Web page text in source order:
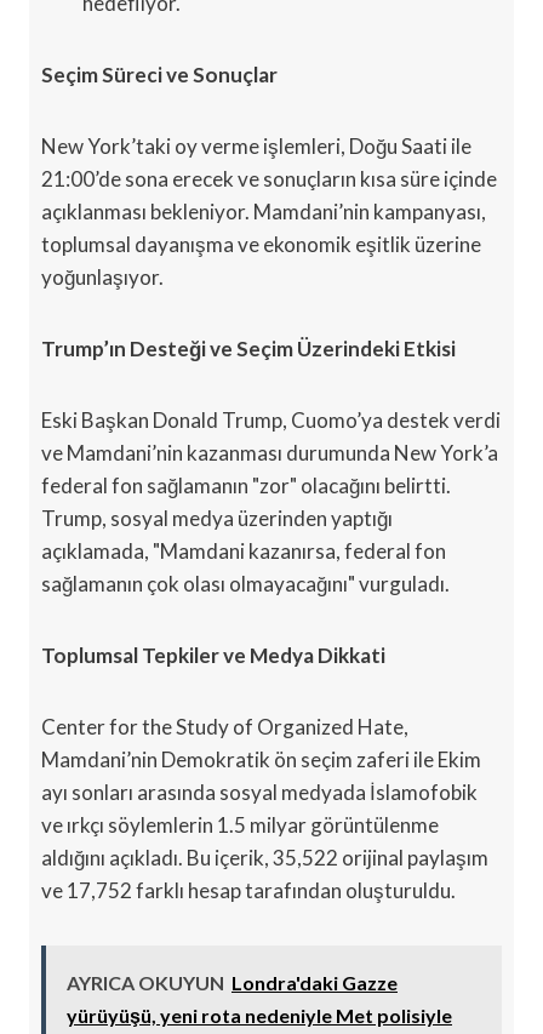
Seçim Süreci ve Sonuçlar
New York’taki oy verme işlemleri, Doğu Saati ile
21:00’de sona erecek ve sonuçların kısa süre içinde
açıklanması bekleniyor. Mamdani’nin kampanyası,
toplumsal dayanışma ve ekonomik eşitlik üzerine
yoğunlaşıyor.
Trump’ın Desteği ve Seçim Üzerindeki Etkisi
Eski Başkan Donald Trump, Cuomo’ya destek verdi
ve Mamdani’nin kazanması durumunda New York’a
federal fon sağlamanın "zor" olacağını belirtti.
Trump, sosyal medya üzerinden yaptığı
açıklamada, "Mamdani kazanırsa, federal fon
sağlamanın çok olası olmayacağını" vurguladı.
Toplumsal Tepkiler ve Medya Dikkati
Center for the Study of Organized Hate,
Mamdani’nin Demokratik ön seçim zaferi ile Ekim
ayı sonları arasında sosyal medyada İslamofobik
ve ırkçı söylemlerin 1.5 milyar görüntülenme
aldığını açıkladı. Bu içerik, 35,522 orijinal paylaşım
ve 17,752 farklı hesap tarafından oluşturuldu.
AYRICA OKUYUN Londra'daki Gazze
yürüyüşü, yeni rota nedeniyle Met polisiyle